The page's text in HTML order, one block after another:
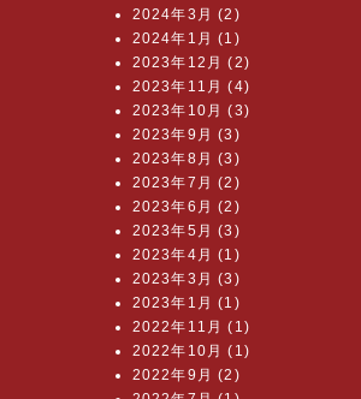
2024年3月 (2)
2024年1月 (1)
2023年12月 (2)
2023年11月 (4)
2023年10月 (3)
2023年9月 (3)
2023年8月 (3)
2023年7月 (2)
2023年6月 (2)
2023年5月 (3)
2023年4月 (1)
2023年3月 (3)
2023年1月 (1)
2022年11月 (1)
2022年10月 (1)
2022年9月 (2)